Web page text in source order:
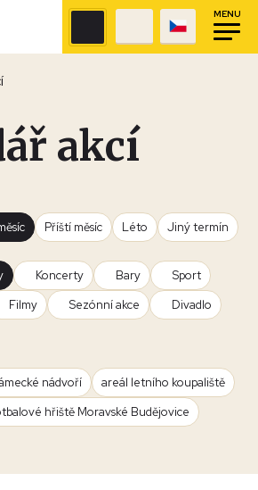
MENU
akcí
Příští měsíc Léto Jiný termín
Koncerty Bary
Sport
Filmy Sezónní akce
Divadlo
nádvoří
areál letního koupaliště
hřiště Moravské Budějovice